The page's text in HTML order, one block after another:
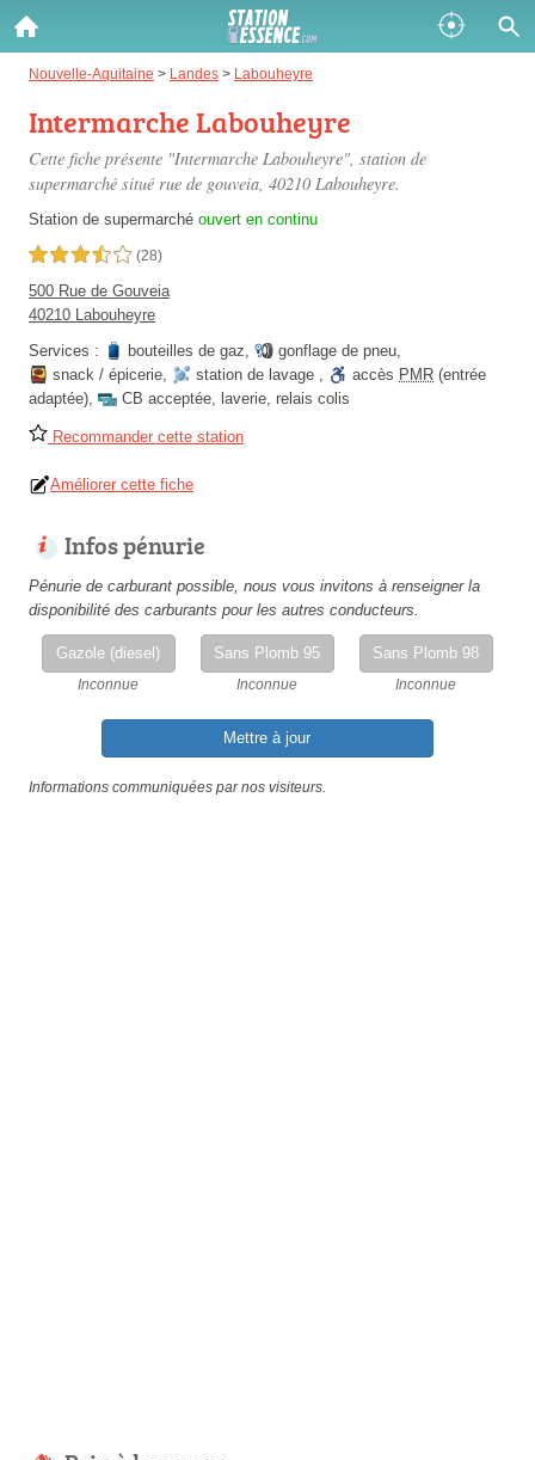
Nouvelle-Aquitaine > Landes > Labouheyre
Intermarche Labouheyre
Cette fiche présente "Intermarche Labouheyre", station de
supermarché situé rue de gouveia, 40210 Labouheyre.
Station de supermarché ouvert en continu
3,5 étoiles sur 5 (28)
500 Rue de Gouveia
40210 Labouheyre
Services :
bouteilles de gaz, gonflage de pneu,
snack / épicerie, station de lavage , accès PMR (entrée
adaptée), CB acceptée, laverie, relais colis
Recommander cette station
Améliorer cette fiche
Infos pénurie
Pénurie de carburant possible, nous vous invitons à renseigner la
disponibilité des carburants pour les autres conducteurs.
Gazole (diesel)
Inconnue
Sans Plomb 95
Inconnue
Sans Plomb 98
Inconnue
Mettre à jour
Informations communiquées par nos visiteurs.
Gazole :
Disponible Épuisé
SP 98 :
Disponible
SP 95 :
Disponible